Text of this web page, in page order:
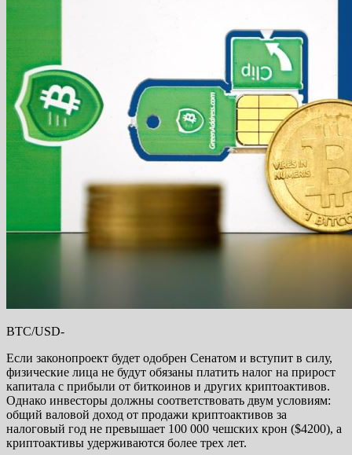
BTC/USD-
Если законопроект будет одобрен Сенатом и вступит в силу,
физические лица не будут обязаны платить налог на прирост
капитала с прибыли от биткоинов и других криптоактивов.
Однако инвесторы должны соответствовать двум условиям:
общий валовой доход от продажи криптоактивов за
налоговый год не превышает 100 000 чешских крон ($4200), а
криптоактивы удерживаются более трех лет.